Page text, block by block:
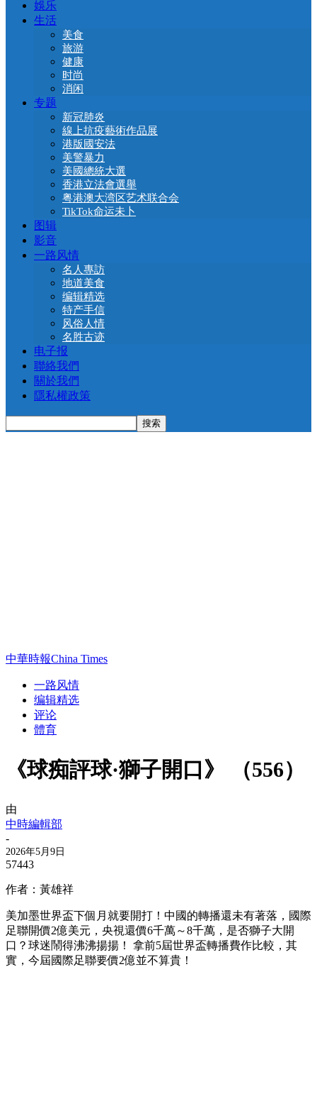
娛乐
生活
美食
旅游
健康
时尚
消闲
专题
新冠肺炎
線上抗疫藝術作品展
港版國安法
美警暴力
美國總統大選
香港立法會選舉
粤港澳大湾区艺术联合会
TikTok命运未卜
图辑
影音
一路风情
名人專訪
地道美食
编辑精选
特产手信
风俗人情
名胜古迹
电子报
聯絡我們
關於我們
隱私權政策
中華時報China Times
一路风情
编辑精选
评论
體育
《球痴評球·獅子開口》 （556）
由
中時編輯部
-
2026年5月9日
57443
作者：黃雄祥
美加墨世界盃下個月就要開打！中國的轉播還未有著落，國際
足聯開價2億美元，央視還價6千萬～8千萬，是否獅子大開
口？球迷鬧得沸沸揚揚！ 拿前5屆世界盃轉播費作比較，其
實，今屆國際足聯要價2億並不算貴！